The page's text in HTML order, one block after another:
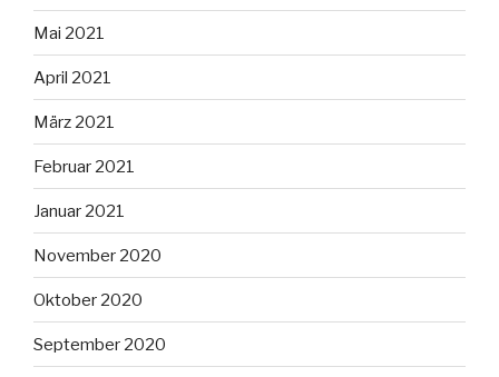
Mai 2021
April 2021
März 2021
Februar 2021
Januar 2021
November 2020
Oktober 2020
September 2020